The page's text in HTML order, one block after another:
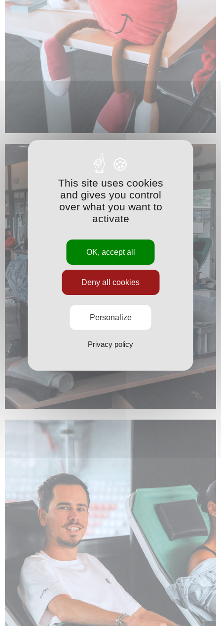
This site uses cookies
and gives you control
over what you want to
activate
OK, accept all
Deny all cookies
Personalize
Privacy policy